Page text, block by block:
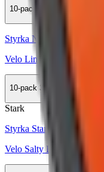
10-pack
Styrka Normal · Slim
Velo Lime Flame
10-pack 354,90 kr
Stark
Styrka Stark · Slim
Velo Salty Liquorice